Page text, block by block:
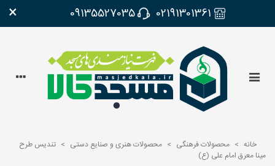
02191301361
09135527035
×
خانه > محصولات فرهنگی > محصولات هنری و صنایع دستی > تندیس طرح
مینا معرق امام علی (ع)